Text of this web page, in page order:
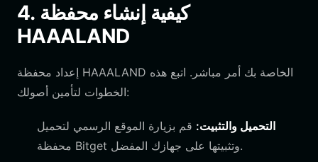
4. كيفية إنشاء محفظة
HAAALAND
إعداد محفظة HAAALAND الخاصة بك أمر مباشر. اتبع هذه
الخطوات لتأمين أصولك:
التحميل والتثبيت: قم بزيارة الموقع الرسمي لتحميل
محفظة Bitget وتثبيتها على جهازك المفضل.